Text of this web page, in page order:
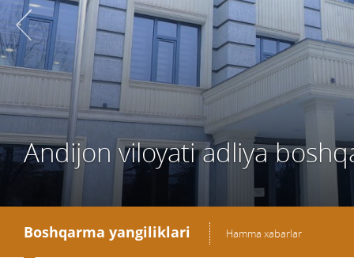
Andijon viloyati adliya
Boshqarma yangiliklari Hamma xabarlar